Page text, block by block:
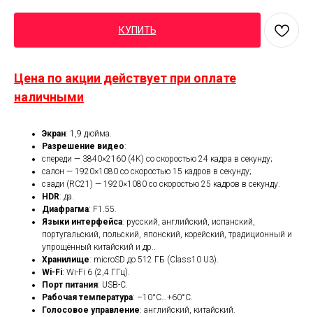
КУПИТЬ
Цена по акции действует при оплате
наличными
Экран: 1,9 дюйма.
Разрешение видео:
спереди — 3840×2160 (4K) со скоростью 24 кадра в секунду;
салон — 1920×1080 со скоростью 15 кадров в секунду;
сзади (RC21) — 1920×1080 со скоростью 25 кадров в секунду.
HDR: да.
Диафрагма: F1.55.
Языки интерфейса: русский, английский, испанский,
португальский, польский, японский, корейский, традиционный и
упрощённый китайский и др..
Хранилище: microSD до 512 ГБ (Class10 U3).
Wi-Fi: Wi-Fi 6 (2,4 ГГц).
Порт питания: USB-C.
Рабочая температура: –10°C…+60°C.
Голосовое управление: английский, китайский.